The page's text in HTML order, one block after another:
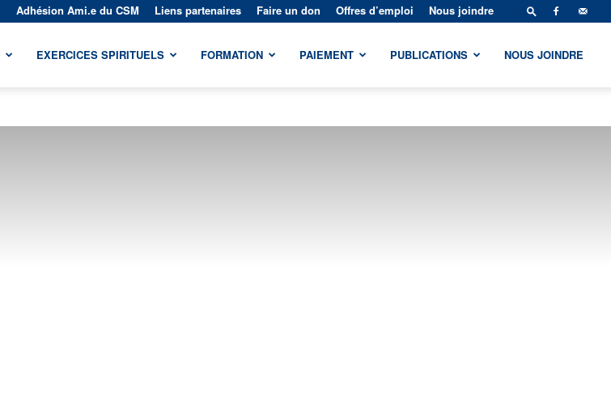
Adhésion Ami.e du CSM Liens partenaires Faire un don Offres d’emploi Nous joindre
EXERCICES SPIRITUELS FORMATION PAIEMENT PUBLICATIONS NOUS JOINDRE